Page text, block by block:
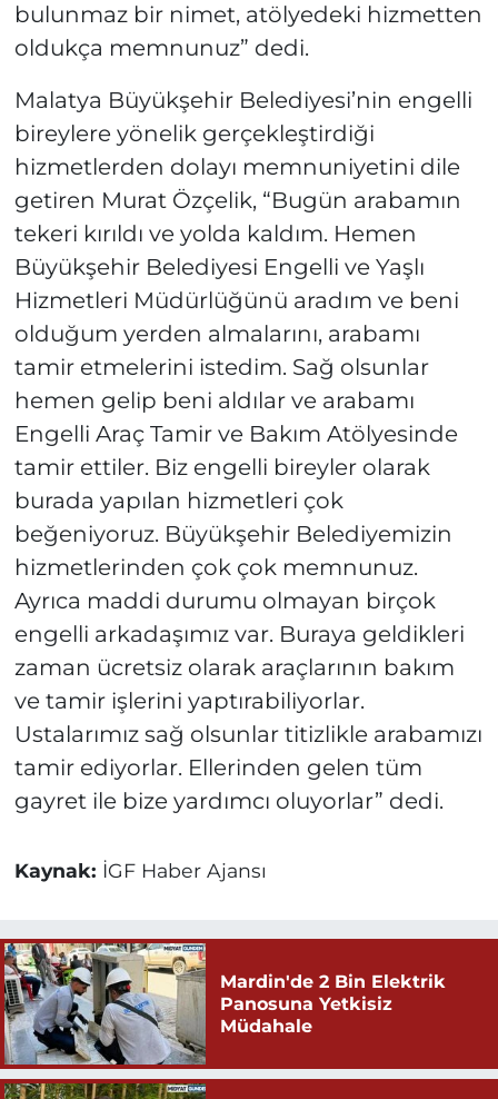
bulunmaz bir nimet, atölyedeki hizmetten
oldukça memnunuz” dedi.
Malatya Büyükşehir Belediyesi’nin engelli
bireylere yönelik gerçekleştirdiği
hizmetlerden dolayı memnuniyetini dile
getiren Murat Özçelik, “Bugün arabamın
tekeri kırıldı ve yolda kaldım. Hemen
Büyükşehir Belediyesi Engelli ve Yaşlı
Hizmetleri Müdürlüğünü aradım ve beni
olduğum yerden almalarını, arabamı
tamir etmelerini istedim. Sağ olsunlar
hemen gelip beni aldılar ve arabamı
Engelli Araç Tamir ve Bakım Atölyesinde
tamir ettiler. Biz engelli bireyler olarak
burada yapılan hizmetleri çok
beğeniyoruz. Büyükşehir Belediyemizin
hizmetlerinden çok çok memnunuz.
Ayrıca maddi durumu olmayan birçok
engelli arkadaşımız var. Buraya geldikleri
zaman ücretsiz olarak araçlarının bakım
ve tamir işlerini yaptırabiliyorlar.
Ustalarımız sağ olsunlar titizlikle arabamızı
tamir ediyorlar. Ellerinden gelen tüm
gayret ile bize yardımcı oluyorlar” dedi.
Kaynak: İGF Haber Ajansı
Mardin'de 2 Bin Elektrik
Panosuna Yetkisiz
Müdahale